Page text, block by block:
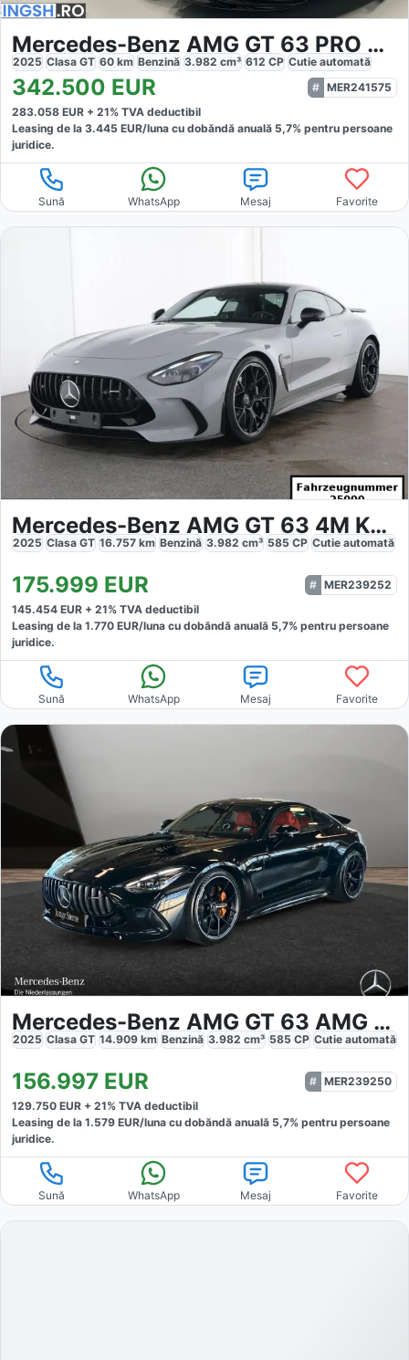
Mercedes-Benz AMG GT 63 PRO 4Matic
2025 Clasa GT 60 km Benzină 3.982 cm³ 612 CP Cutie automată
342.500 EUR
MER241575
283.058 EUR + 21% TVA deductibil
Leasing de la 3.445 EUR/luna cu dobăndă anuală 5,7% pentru persoane
juridice.
Sună WhatsApp Mesaj Favorite
Mercedes-Benz AMG GT 63 4M Keramik Aerodynamik 21 NIGHTII
2025 Clasa GT 16.757 km Benzină 3.982 cm³ 585 CP Cutie automată
175.999 EUR
MER239252
145.454 EUR + 21% TVA deductibil
Leasing de la 1.770 EUR/luna cu dobăndă anuală 5,7% pentru persoane
juridice.
Sună WhatsApp Mesaj Favorite
Mercedes-Benz AMG GT 63 AMG 4M
2025 Clasa GT 14.909 km Benzină 3.982 cm³ 585 CP Cutie automată
156.997 EUR
MER239250
129.750 EUR + 21% TVA deductibil
Leasing de la 1.579 EUR/luna cu dobăndă anuală 5,7% pentru persoane
juridice.
Sună WhatsApp Mesaj Favorite